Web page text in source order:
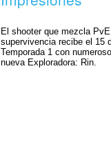
El shooter que mezcla
supervivencia recibe el 15
Temporada 1 con
nueva Exploradora: Rin.